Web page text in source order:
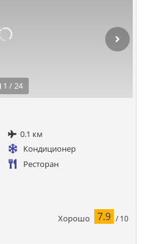
1 / 24
0.1 км
Кондиционер
Ресторан
Хорошо 7.9 / 10